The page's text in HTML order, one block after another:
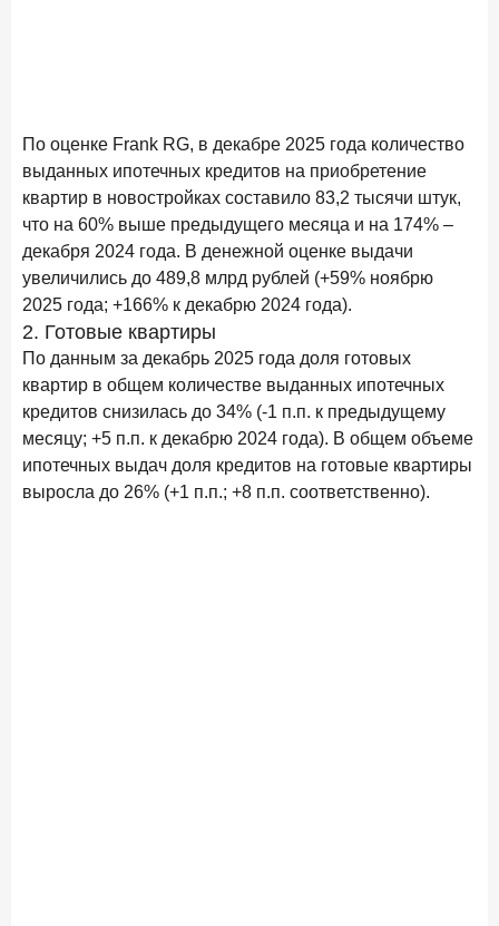
По оценке Frank RG, в декабре 2025 года количество
выданных ипотечных кредитов на приобретение
квартир в новостройках составило 83,2 тысячи штук,
что на 60% выше предыдущего месяца и на 174% –
декабря 2024 года. В денежной оценке выдачи
увеличились до 489,8 млрд рублей (+59% ноябрю
2025 года; +166% к декабрю 2024 года).
2. Готовые квартиры
По данным за декабрь 2025 года доля готовых
квартир в общем количестве выданных ипотечных
кредитов снизилась до 34% (-1 п.п. к предыдущему
месяцу; +5 п.п. к декабрю 2024 года). В общем объеме
ипотечных выдач доля кредитов на готовые квартиры
выросла до 26% (+1 п.п.; +8 п.п. соответственно).